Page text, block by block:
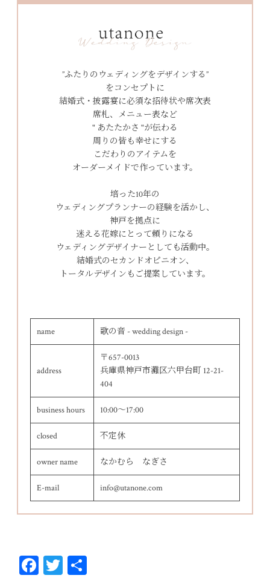
”ふたりのウェディングをデザインする”
をコンセプトに
結婚式・披露宴に必須な招待状や席次表
席札、メニュー表など
" あたたかさ "が伝わる
周りの皆も幸せにする
こだわりのアイテムを
オーダーメイドで作っています。
培った10年の
ウェディングプランナーの経験を活かし、
神戸を拠点に
迷える花嫁にとって頼りになる
ウェディングデザイナーとしても活動中。
結婚式のセカンドオピニオン、
トータルデザインもご提案しています。
name 歌の音 - wedding design -
address
〒657-0013
兵庫県神戸市灘区六甲台町 12-21-
404
business hours 10:00～17:00
closed 不定休
owner name なかむら なぎさ
E-mail info@utanone.com
Fa T